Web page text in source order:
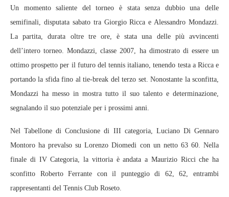
Un momento saliente del torneo è stata senza dubbio una delle
semifinali, disputata sabato tra Giorgio Ricca e Alessandro Mondazzi.
La partita, durata oltre tre ore, è stata una delle più avvincenti
dell’intero torneo. Mondazzi, classe 2007, ha dimostrato di essere un
ottimo prospetto per il futuro del tennis italiano, tenendo testa a Ricca e
portando la sfida fino al tie-break del terzo set. Nonostante la sconfitta,
Mondazzi ha messo in mostra tutto il suo talento e determinazione,
segnalando il suo potenziale per i prossimi anni.
Nel Tabellone di Conclusione di III categoria, Luciano Di Gennaro
Montoro ha prevalso su Lorenzo Diomedi con un netto 63 60. Nella
finale di IV Categoria, la vittoria è andata a Maurizio Ricci che ha
sconfitto Roberto Ferrante con il punteggio di 62, 62, entrambi
rappresentanti del Tennis Club Roseto.